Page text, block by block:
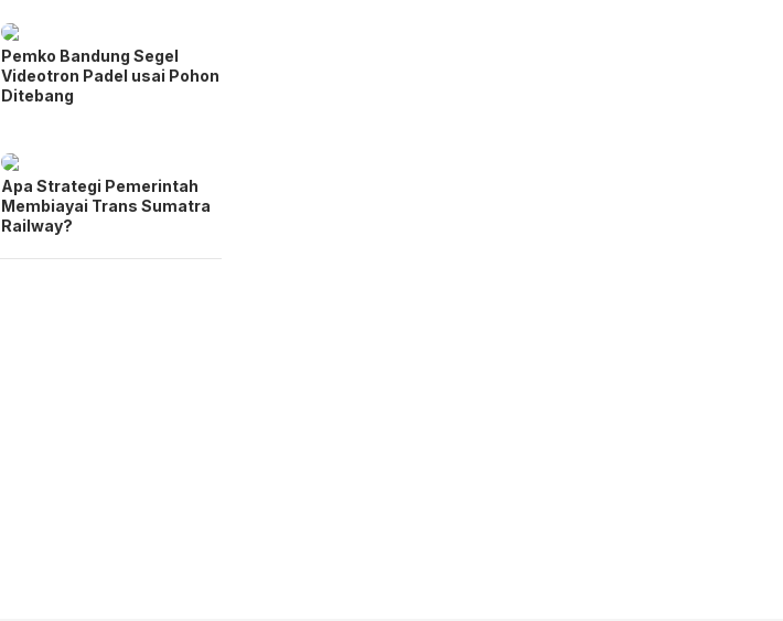
Pemko Bandung Segel
Videotron Padel usai Pohon
Ditebang
Apa Strategi Pemerintah
Membiayai Trans Sumatra
Railway?